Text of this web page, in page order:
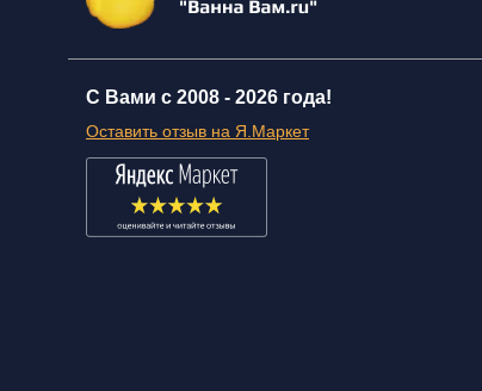
С Вами с 2008 - 2026 года!
Оставить отзыв на Я.Маркет